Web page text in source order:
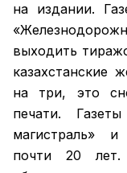
на издании.
выходить
казахстанские
на три, это
печати.
магистраль»
почти 20